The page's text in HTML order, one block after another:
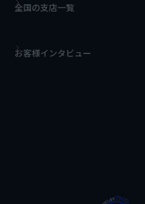
全国の支店一覧
お客様インタビュー